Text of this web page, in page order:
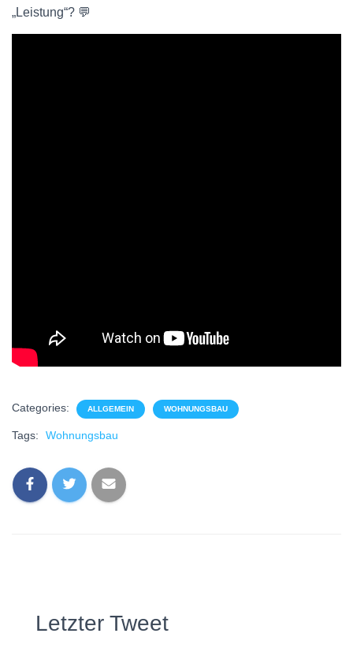
„Leistung“? 💬
Categories: ALLGEMEIN WOHNUNGSBAU
Tags: Wohnungsbau
Letzter Tweet